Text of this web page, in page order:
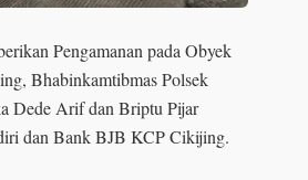
Pengamanan pada Obyek
Bhabinkamtibmas Polsek
Dede Arif dan Briptu Pijar
dan Bank BJB KCP Cikijing.